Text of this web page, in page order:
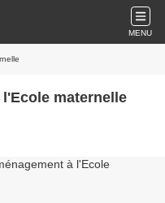
MENU
maternelle